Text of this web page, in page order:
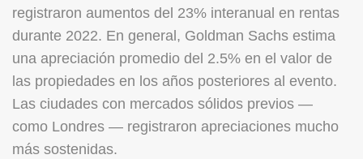
registraron aumentos del 23% interanual en rentas
durante 2022. En general, Goldman Sachs estima
una apreciación promedio del 2.5% en el valor de
las propiedades en los años posteriores al evento.
Las ciudades con mercados sólidos previos —
como Londres — registraron apreciaciones mucho
más sostenidas.